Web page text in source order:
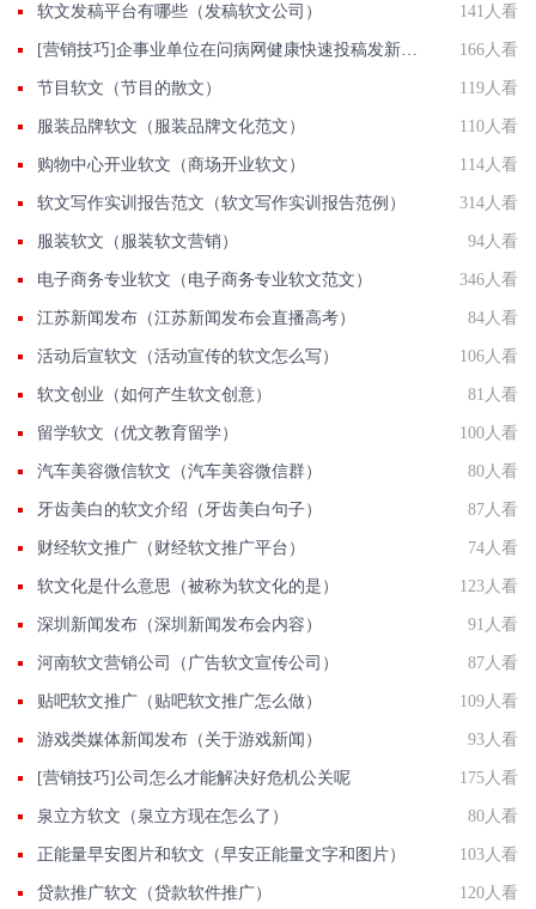
软文发稿平台有哪些（发稿软文公司） 141人看
166人看
节目软文（节目的散文） 119人看
服装品牌软文（服装品牌文化范文） 110人看
购物中心开业软文（商场开业软文） 114人看
软文写作实训报告范文（软文写作实训报告范例） 314人看
服装软文（服装软文营销） 94人看
电子商务专业软文（电子商务专业软文范文） 346人看
江苏新闻发布（江苏新闻发布会直播高考） 84人看
活动后宣软文（活动宣传的软文怎么写） 106人看
软文创业（如何产生软文创意） 81人看
留学软文（优文教育留学） 100人看
汽车美容微信软文（汽车美容微信群） 80人看
牙齿美白的软文介绍（牙齿美白句子） 87人看
财经软文推广（财经软文推广平台） 74人看
软文化是什么意思（被称为软文化的是） 123人看
深圳新闻发布（深圳新闻发布会内容） 91人看
河南软文营销公司（广告软文宣传公司） 87人看
贴吧软文推广（贴吧软文推广怎么做） 109人看
游戏类媒体新闻发布（关于游戏新闻） 93人看
[营销技巧]公司怎么才能解决好危机公关呢 175人看
泉立方软文（泉立方现在怎么了） 80人看
正能量早安图片和软文（早安正能量文字和图片） 103人看
贷款推广软文（贷款软件推广） 120人看